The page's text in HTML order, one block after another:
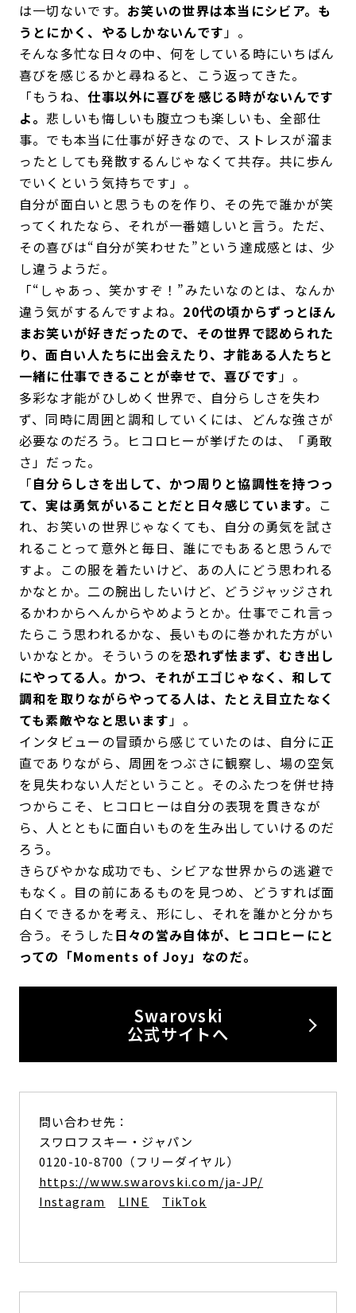
は一切ないです。 お笑いの世界は本当にシビア。も
うとにかく、やるしかないんです」。
そんな多忙な日々の中、何をしている時にいちばん
喜びを感じるかと尋ねると、こう返ってきた。
「もうね、仕事以外に喜びを感じる時がないんです
よ。悲しいも悔しいも腹立つも楽しいも、全部仕
事。でも本当に仕事が好きなので、ストレスが溜ま
ったとしても発散するんじゃなくて共存。共に歩ん
でいくという気持ちです」。
自分が面白いと思うものを作り、その先で誰かが笑
ってくれたなら、それが一番嬉しいと言う。ただ、
その喜びは“自分が笑わせた”という達成感とは、少
し違うようだ。
「“しゃあっ、笑かすぞ！”みたいなのとは、なんか
違う気がするんですよね。 20代の頃からずっとほん
まお笑いが好きだったので、その世界で認められた
り、面白い人たちに出会えたり、才能ある人たちと
一緒に仕事できることが幸せで、喜びです」。
多彩な才能がひしめく世界で、自分らしさを失わ
ず、同時に周囲と調和していくには、どんな強さが
必要なのだろう。ヒコロヒーが挙げたのは、「勇敢
さ」だった。
「自分らしさを出して、かつ周りと協調性を持つっ
て、実は勇気がいることだと日々感じています。 こ
れ、お笑いの世界じゃなくても、自分の勇気を試さ
れることって意外と毎日、誰にでもあると思うんで
すよ。この服を着たいけど、あの人にどう思われる
かなとか。二の腕出したいけど、どうジャッジされ
るかわからへんからやめようとか。仕事でこれ言っ
たらこう思われるかな、長いものに巻かれた方がい
いかなとか。そういうのを恐れず怯まず、むき出し
にやってる人。かつ、それがエゴじゃなく、和して
調和を取りながらやってる人は、たとえ目立たなく
ても素敵やなと思います」。
インタビューの冒頭から感じていたのは、自分に正
直でありながら、周囲をつぶさに観察し、場の空気
を見失わない人だということ。そのふたつを併せ持
つからこそ、ヒコロヒーは自分の表現を貫きなが
ら、人とともに面白いものを生み出していけるのだ
ろう。
きらびやかな成功でも、シビアな世界からの逃避で
もなく。目の前にあるものを見つめ、どうすれば面
白くできるかを考え、形にし、それを誰かと分かち
合う。そうした日々の営み自体が、ヒコロヒーにと
っての「Moments of Joy」なのだ。
Swarovski
公式サイトへ
問い合わせ先：
スワロフスキー・ジャパン
0120-10-8700（フリーダイヤル）
https://www.swarovski.com/ja-JP/
Instagram
LINE TikTok